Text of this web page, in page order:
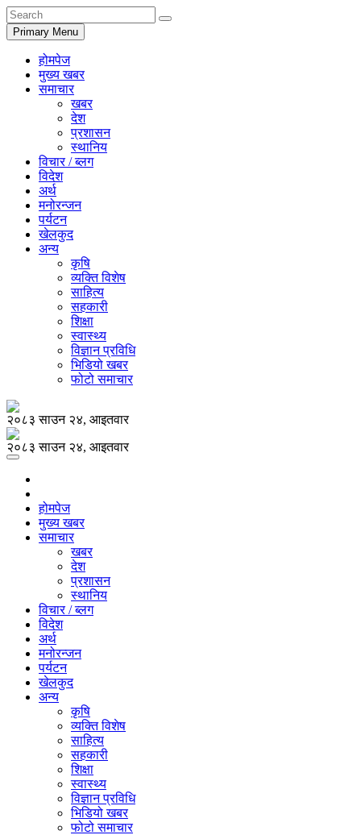
Primary Menu
होमपेज
मुख्य खबर
समाचार
खबर
देश
प्रशासन
स्थानिय
विचार / ब्लग
विदेश
अर्थ
मनोरन्जन
पर्यटन
खेलकुद
अन्य
कृषि
व्यक्ति विशेष
साहित्य
सहकारी
शिक्षा
स्वास्थ्य
विज्ञान प्रविधि
भिडियो खबर
फोटो समाचार
२०८३ साउन २४, आइतवार
२०८३ साउन २४, आइतवार
होमपेज
मुख्य खबर
समाचार
खबर
देश
प्रशासन
स्थानिय
विचार / ब्लग
विदेश
अर्थ
मनोरन्जन
पर्यटन
खेलकुद
अन्य
कृषि
व्यक्ति विशेष
साहित्य
सहकारी
शिक्षा
स्वास्थ्य
विज्ञान प्रविधि
भिडियो खबर
फोटो समाचार